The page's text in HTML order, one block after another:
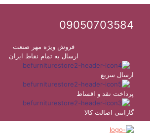
09050703584
فروش ویژه مهر صنعت
ارسال به تمام نقاط ایران
ارسال سریع
پرداخت نقد و اقساط
گارانتی اصالت کالا